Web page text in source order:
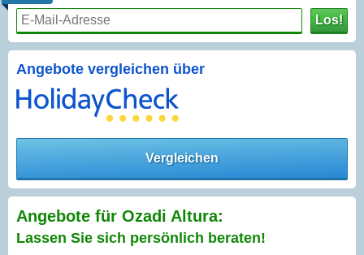
Los!
Angebote vergleichen über
Vergleichen
Angebote für Ozadi Altura:
Lassen Sie sich persönlich beraten!